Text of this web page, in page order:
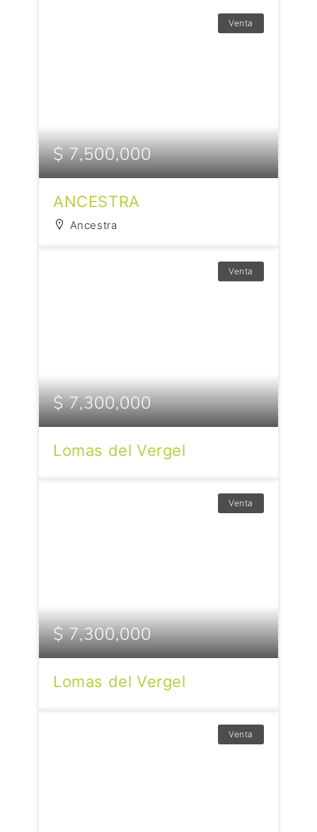
Venta
$ 7,500,000
ANCESTRA
Ancestra
Venta
$ 7,300,000
Lomas del Vergel
Venta
$ 7,300,000
Lomas del Vergel
Venta